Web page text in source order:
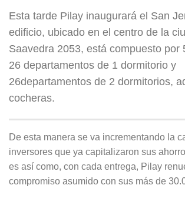
Esta tarde Pilay inaugurará el San
edificio, ubicado en el centro de la
Saavedra 2053, está compuesto por
26 departamentos de 1 dormitorio y
26departamentos de 2 dormitorios,
cocheras.
De esta manera se va incrementando la
inversores que ya capitalizaron sus
es así como, con cada entrega, Pilay
compromiso asumido con sus más de